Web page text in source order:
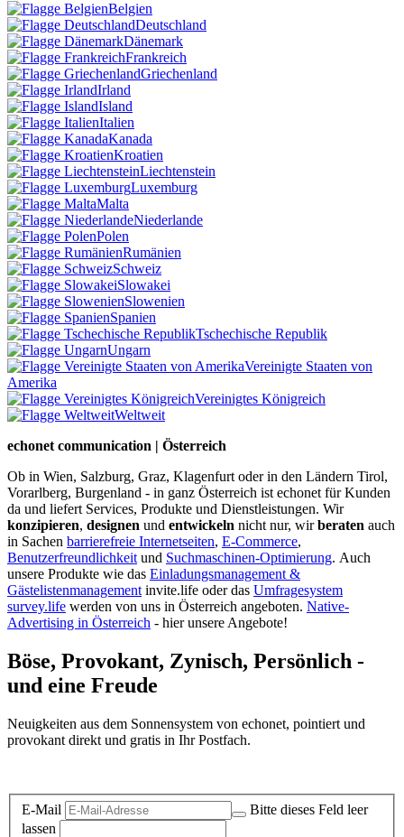
Belgien
Deutschland
Dänemark
Frankreich
Griechenland
Irland
Island
Italien
Kanada
Kroatien
Liechtenstein
Luxemburg
Malta
Niederlande
Polen
Rumänien
Schweiz
Slowakei
Slowenien
Spanien
Tschechische Republik
Ungarn
Vereinigte Staaten von
Amerika
Vereinigtes Königreich
Weltweit
echonet communication | Österreich
Ob in Wien, Salzburg, Graz, Klagenfurt oder in den Ländern Tirol,
Vorarlberg, Burgenland - in ganz Österreich ist echonet für Kunden
da und liefert Services, Produkte und Dienstleistungen. Wir
konzipieren, designen und entwickeln nicht nur, wirberaten auch
in Sachen barrierefreie Internetseiten, E-Commerce,
Benutzerfreundlichkeitund Suchmaschinen-Optimierung. Auch
unsere Produkte wie das Einladungsmanagement &
Gästelistenmanagementinvite.life oder das Umfragesystem
survey.life werden von uns in Österreich angeboten. Native-
Advertising in Österreich - hier unsere Angebote!
Böse, Provokant, Zynisch, Persönlich -
und eine Freude
Neuigkeiten aus dem Sonnensystem von echonet, pointiert und
provokant direkt und gratis in Ihr Postfach.
E-Mail
Bitte dieses Feld leer
lassen